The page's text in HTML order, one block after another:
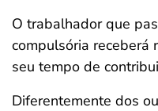
O trabalhador que
compulsória receberá
seu tempo de
Diferentemente dos